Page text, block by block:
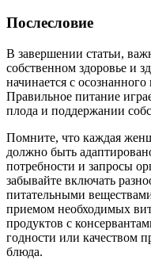
Послесловие
В завершении статьи,
собственном здоровье и
начинается с
Правильное питание
плода и поддержании
Помните, что каждая
должно быть
потребности и запросы
забывайте включать
питательными
приемом необходимых
продуктов с
годности или качеством
блюда.